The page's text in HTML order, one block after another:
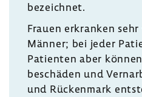
bezeichnet.
Frauen erkranken
Männer; bei jeder
Pati­enten aber
be­schäden und
und Rücken­mark